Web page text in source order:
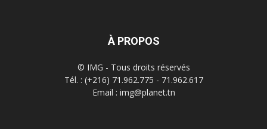
À PROPOS
© IMG - Tous droits réservés
Tél. : (+216) 71.962.775 - 71.962.617
Email : img@planet.tn